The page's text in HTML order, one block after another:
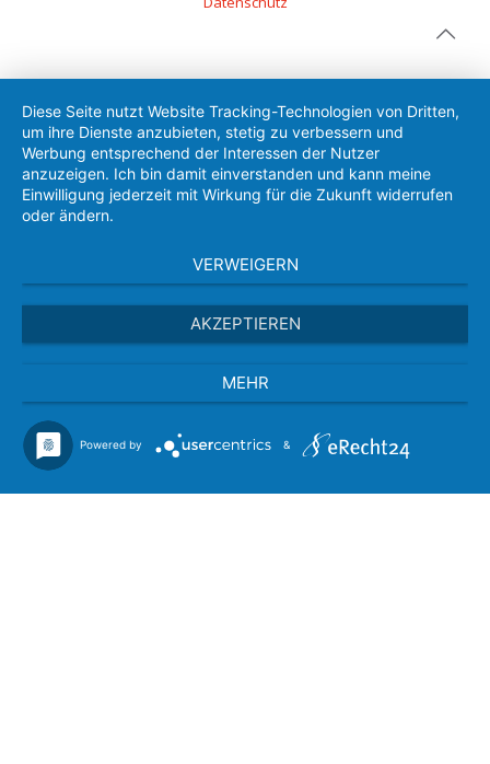
Diese Seite nutzt Website Tracking-Technologien von Dritten,
um ihre Dienste anzubieten, stetig zu verbessern und
Werbung entsprechend der Interessen der Nutzer
anzuzeigen. Ich bin damit einverstanden und kann meine
Einwilligung jederzeit mit Wirkung für die Zukunft widerrufen
oder ändern.
VERWEIGERN
AKZEPTIEREN
MEHR
Powered by &